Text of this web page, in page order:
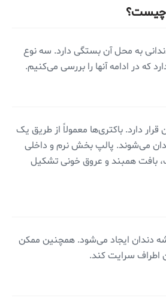
چیست؟
به محل آن بستگی دارد. سه نوع
که در ادامه آنها را بررسی می‌کنیم.
دارد. باکتری‌ها معمولاً از طریق یک
می‌شوند. پالپ بخش نرم و داخلی
بافت همبند و عروق خونی تشکیل
دندان ایجاد می‌شود. همچنین ممکن
اطراف سرایت کند.